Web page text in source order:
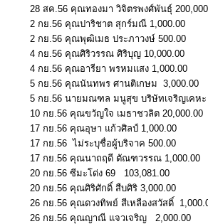
28 สค.56 คุณทองมา วิจิตรพงศ์พันธุ์
2 กย.56 คุณปาริชาต สุกร์มณี 1,000.00
2 กย.56 คุณพุฒิเมธ ประภาวงษ์ 500.00
4 กย.56 คุณศิริวรรณ ศิริบุญ 10,000.00
4 กย.56 คุณอารียา พรหมแสง 1,000.00
5 กย.56 คุณนันทพร ศานติเกษม 3,000.00
5 กย.56 นายมณฑล มนูสุข บริษัทเจริญเคหะ
10 กย.56 คุณขวัญใจ เมธาชวลิต 20,000.00
17 กย.56 คุณอุษา แก้วศิลป์ 1,000.00
17 กย.56 ไม่ระบุชื่อผู้บริจาค 500.00
17 กย.56 คุณนาถฤดี ตัณฑวรรณ 1,000.00
20 กย.56 ซีมะโด่ง 69 103,081.00
20 กย.56 คุณศิริศักดิ์ สืบศิริ 3,000.00
26 กย.56 คุณดวงทิพย์ สีเหลืองสวัสดิ์
26 กย.56 คุณญาณี แจวเจริญ 2,000.00